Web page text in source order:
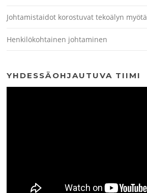
Johtamistaidot korostuvat tekoälyn myötä
Henkilökohtainen johtaminen
YHDESSÄOHJAUTUVA TIIMI